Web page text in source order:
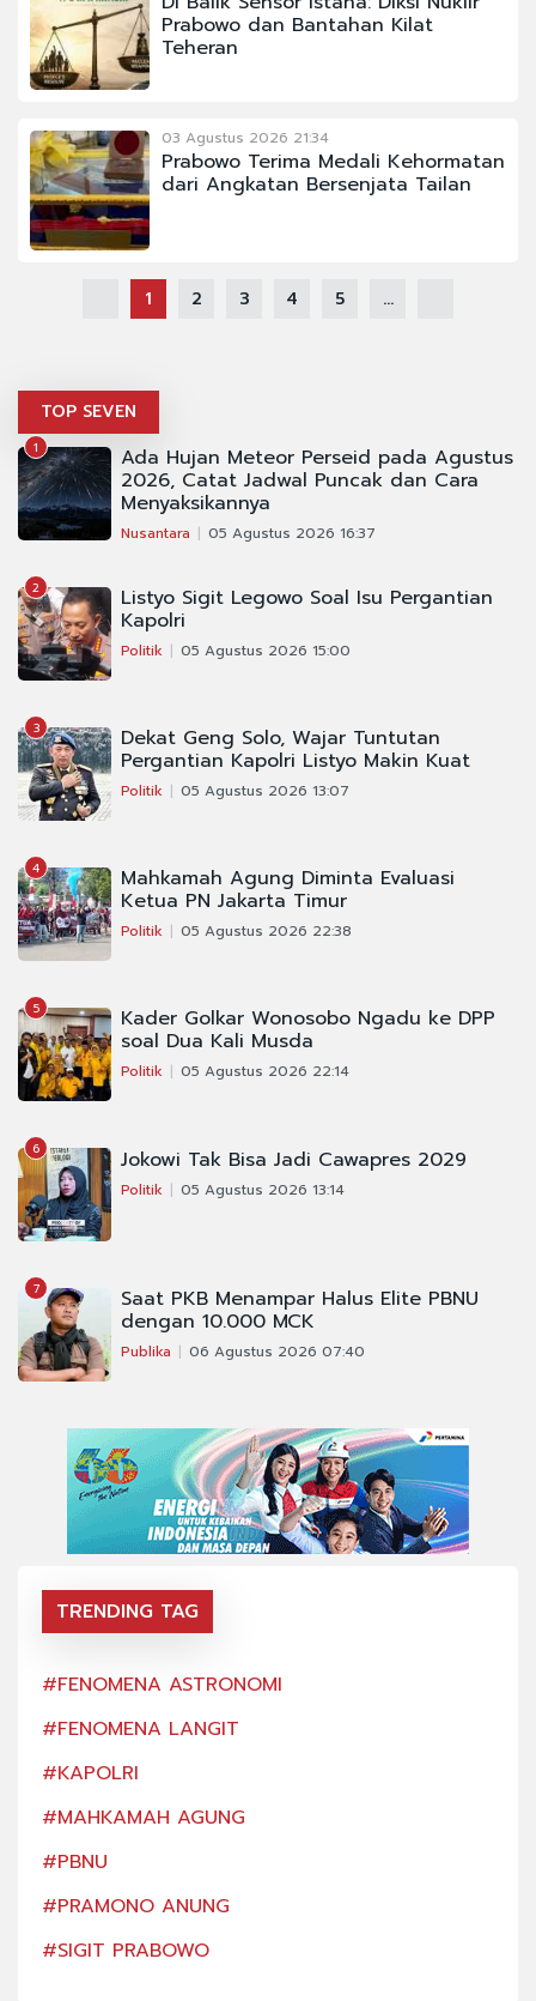
Prabowo dan Bantahan Kilat
Teheran
03 Agustus 2026 21:34
Prabowo Terima Medali Kehormatan
dari Angkatan Bersenjata Tailan
1 2 3 4 5 ...
TOP SEVEN
1 Ada Hujan Meteor Perseid pada Agustus
2026, Catat Jadwal Puncak dan Cara
Menyaksikannya
Nusantara 05 Agustus 2026 16:37
2 Listyo Sigit Legowo Soal Isu Pergantian
Kapolri
Politik 05 Agustus 2026 15:00
3 Dekat Geng Solo, Wajar Tuntutan
Pergantian Kapolri Listyo Makin Kuat
Politik 05 Agustus 2026 13:07
4 Mahkamah Agung Diminta Evaluasi
Ketua PN Jakarta Timur
Politik 05 Agustus 2026 22:38
5 Kader Golkar Wonosobo Ngadu ke DPP
soal Dua Kali Musda
Politik 05 Agustus 2026 22:14
6 Jokowi Tak Bisa Jadi Cawapres 2029
Politik 05 Agustus 2026 13:14
7 Saat PKB Menampar Halus Elite PBNU
dengan 10.000 MCK
Publika 06 Agustus 2026 07:40
TRENDING TAG
#FENOMENA ASTRONOMI
#FENOMENA LANGIT
#KAPOLRI
#MAHKAMAH AGUNG
#PBNU
#PRAMONO ANUNG
#SIGIT PRABOWO